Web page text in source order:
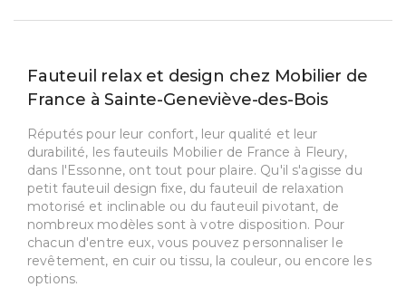
Fauteuil relax et design chez Mobilier de
France à Sainte-Geneviève-des-Bois
Réputés pour leur confort, leur qualité et leur
durabilité, les fauteuils Mobilier de France à Fleury,
dans l'Essonne, ont tout pour plaire. Qu'il s'agisse du
petit fauteuil design fixe, du fauteuil de relaxation
motorisé et inclinable ou du fauteuil pivotant, de
nombreux modèles sont à votre disposition. Pour
chacun d'entre eux, vous pouvez personnaliser le
revêtement, en cuir ou tissu, la couleur, ou encore les
options.